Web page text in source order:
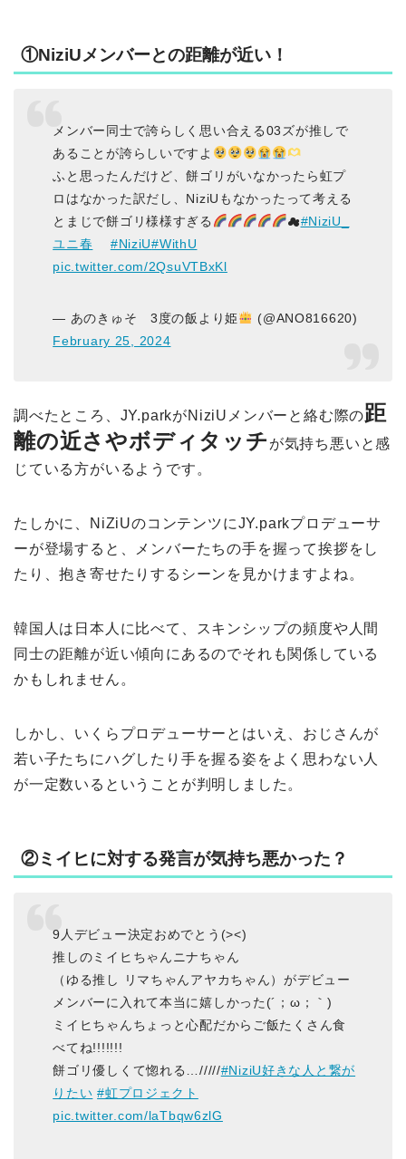
①NiziUメンバーとの距離が近い！
メンバー同士で誇らしく思い合える03ズが推しで
あることが誇らしいですよ
ふと思ったんだけど、餅ゴリがいなかったら虹プ
ロはなかった訳だし、NiziUもなかったって考える
とまじで餅ゴリ様様すぎる
☁#NiziU_
ユニ春
#NiziU#WithU
pic.twitter.com/2QsuVTBxKl
— あのきゅそ 3度の飯より姫
(@ANO816620)
February 25, 2024
調べたところ、JY.parkがNiziUメンバーと絡む際の距
離の近さやボディタッチ が気持ち悪いと感
じている方がいるようです。
たしかに、NiZiUのコンテンツにJY.parkプロデューサ
ーが登場すると、メンバーたちの手を握って挨拶をし
たり、抱き寄せたりするシーンを見かけますよね。
韓国人は日本人に比べて、スキンシップの頻度や人間
同士の距離が近い傾向にあるのでそれも関係している
かもしれません。
しかし、いくらプロデューサーとはいえ、おじさんが
若い子たちにハグしたり手を握る姿をよく思わない人
が一定数いるということが判明しました。
②ミイヒに対する発言が気持ち悪かった？
9人デビュー決定おめでとう(><)
推しのミイヒちゃんニナちゃん
（ゆる推し リマちゃんアヤカちゃん）がデビュー
メンバーに入れて本当に嬉しかった(´；ω；｀)
ミイヒちゃんちょっと心配だからご飯たくさん食
べてね!!!!!!!
餅ゴリ優しくて惚れる…/////#NiziU好きな人と繋が
りたい #虹プロジェクト
pic.twitter.com/laTbqw6zlG